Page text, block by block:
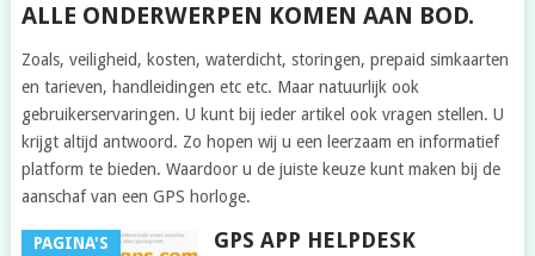
ALLE ONDERWERPEN KOMEN AAN BOD.
Zoals, veiligheid, kosten, waterdicht, storingen, prepaid simkaarten
en tarieven, handleidingen etc etc. Maar natuurlijk ook
gebruikerservaringen. U kunt bij ieder artikel ook vragen stellen. U
krijgt altijd antwoord. Zo hopen wij u een leerzaam en informatief
platform te bieden. Waardoor u de juiste keuze kunt maken bij de
aanschaf van een GPS horloge.
PAGINA'S
GPS APP HELPDESK